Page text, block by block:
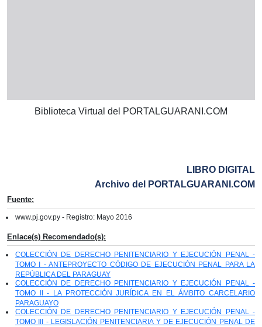
Biblioteca Virtual del PORTALGUARANI.COM
LIBRO DIGITAL
Archivo del PORTALGUARANI.COM
Fuente:
www.pj.gov.py - Registro: Mayo 2016
Enlace(s) Recomendado(s):
COLECCIÓN DE DERECHO PENITENCIARIO Y EJECUCIÓN PENAL -
TOMO I - ANTEPROYECTO CÓDIGO DE EJECUCIÓN PENAL PARA LA
REPÚBLICA DEL PARAGUAY
COLECCIÓN DE DERECHO PENITENCIARIO Y EJECUCIÓN PENAL -
TOMO II - LA PROTECCIÓN JURÍDICA EN EL ÁMBITO CARCELARIO
PARAGUAYO
COLECCIÓN DE DERECHO PENITENCIARIO Y EJECUCIÓN PENAL -
TOMO III - LEGISLACIÓN PENITENCIARIA Y DE EJECUCIÓN PENAL DE